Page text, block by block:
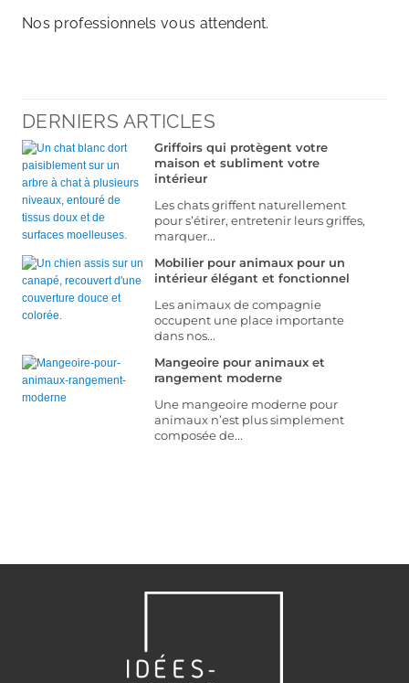
Nos professionnels vous attendent.
DERNIERS ARTICLES
Griffoirs qui protègent votre
maison et subliment votre
intérieur
Les chats griffent naturellement
pour s’étirer, entretenir leurs griffes,
marquer...
Mobilier pour animaux pour un
intérieur élégant et fonctionnel
Les animaux de compagnie
occupent une place importante
dans nos...
Mangeoire pour animaux et
rangement moderne
Une mangeoire moderne pour
animaux n’est plus simplement
composée de...